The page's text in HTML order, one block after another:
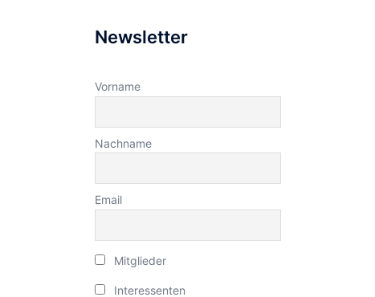
Newsletter
Vorname
Nachname
Email
Mitglieder
Interessenten